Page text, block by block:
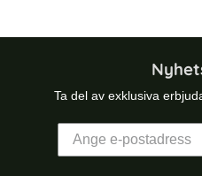
Ta del av exklusiva